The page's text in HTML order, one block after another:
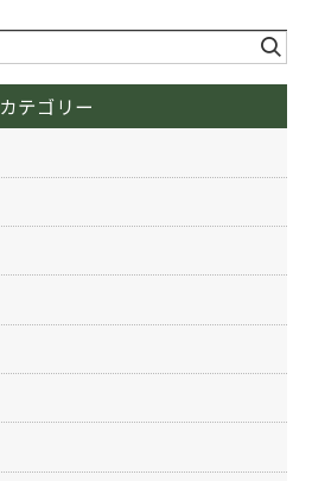
カテゴリー